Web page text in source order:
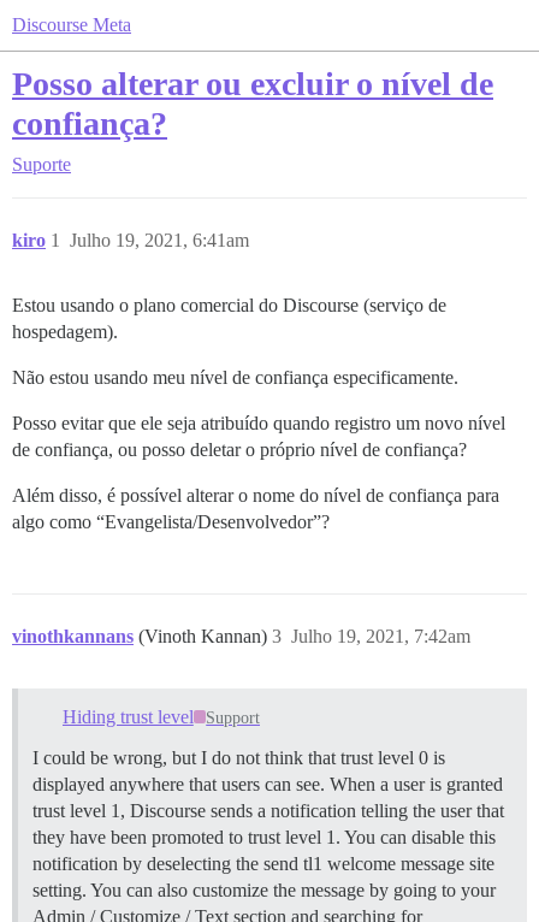
Discourse Meta
Posso alterar ou excluir o nível de
confiança?
Suporte
kiro Julho 19, 2021, 6:41am
1
Estou usando o plano comercial do Discourse (serviço de
hospedagem).
Não estou usando meu nível de confiança especificamente.
Posso evitar que ele seja atribuído quando registro um novo nível
de confiança, ou posso deletar o próprio nível de confiança?
Além disso, é possível alterar o nome do nível de confiança para
algo como “Evangelista/Desenvolvedor”?
vinothkannans (Vinoth Kannan) Julho 19, 2021, 7:42am
3
Hiding trust level Support
I could be wrong, but I do not think that trust level 0 is
displayed anywhere that users can see. When a user is granted
trust level 1, Discourse sends a notification telling the user that
they have been promoted to trust level 1. You can disable this
notification by deselecting the send tl1 welcome message site
setting. You can also customize the message by going to your
Admin / Customize / Text section and searching for